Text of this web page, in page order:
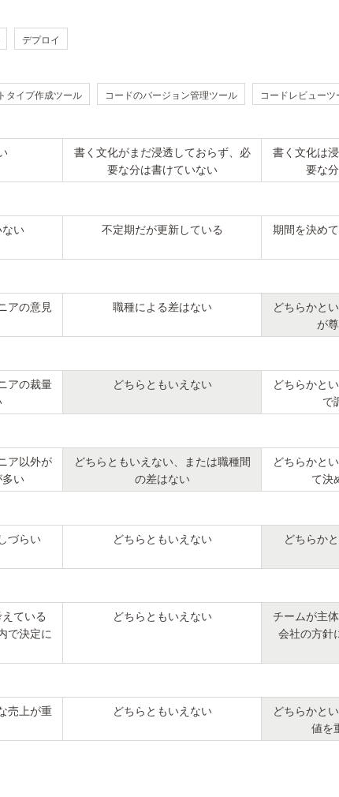
デプロイ
タイプ作成ツール コードのバージョン管理ツール コードレビューツ
書く文化がまだ浸透しておらず、必
要な分は書けていない
書く文化は
要な
い 不定期だが更新している 期間を決め
アの意見
職種による差はない
どちらかと
が
アの裁量
どちらともいえない
どちらかと
で
ア以外が
い
どちらともいえない、または職種間
の差はない
どちらかと
て決
づらい どちらともいえない どちらか
ている
で決定に
どちらともいえない
チームが主
会社の方針
売上が重
どちらともいえない
どちらかと
値を